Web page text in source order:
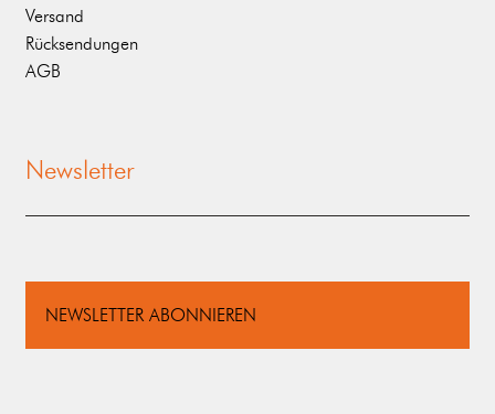
Versand
Rücksendungen
AGB
Newsletter
NEWSLETTER ABONNIEREN